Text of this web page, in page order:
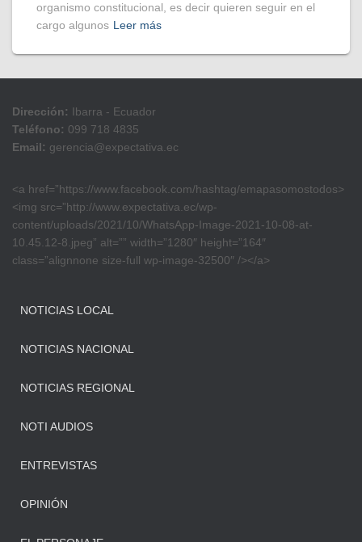
organismo constitucional, es decir quieren seguir en el
cargo algunos Leer más
Dirección: Ibarra - Ecuador
Teléfono: 099 718 4835
Email: gerencia@expectativa.ec
<a href=”https://www.facebook.com/hashtag/emapasomostodos>
<img src=”http://www.expectativa.ec/wp-
content/uploads/2021/10/WhatsApp-Image-2021-10-08-at-
10.45.12-8.jpeg” alt=”” width=”1280″ height=”164″
class=”alignnone size-full wp-image-32500″ /></a>
NOTICIAS LOCAL
NOTICIAS NACIONAL
NOTICIAS REGIONAL
NOTI AUDIOS
ENTREVISTAS
OPINIÓN